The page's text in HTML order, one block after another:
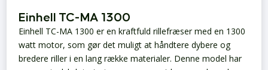
Einhell TC-MA 1300
Einhell TC-MA 1300 er en kraftfuld rillefræser med en 1300
watt motor, som gør det muligt at håndtere dybere og
bredere riller i en lang række materialer. Denne model har